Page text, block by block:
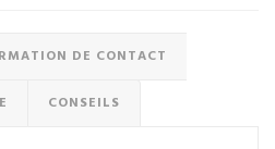
DE CONTACT
CONSEILS